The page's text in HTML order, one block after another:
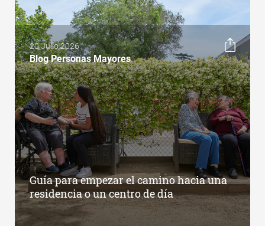
20 Julio 2026
Blog Personas Mayores
Guía para empezar el camino hacia una
residencia o un centro de día